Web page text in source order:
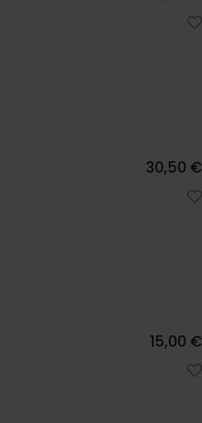
30,50 €
15,00 €